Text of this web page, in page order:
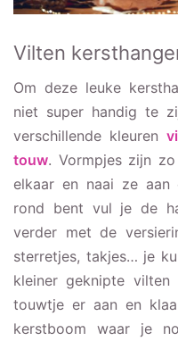
Vilten
Om deze leuke
niet super handig te
verschillende kleuren
touw. Vormpjes zijn
elkaar en naai ze aan
rond bent vul je de
verder met de
sterretjes, takjes… je
kleiner geknipte
touwtje er aan en
kerstboom waar je